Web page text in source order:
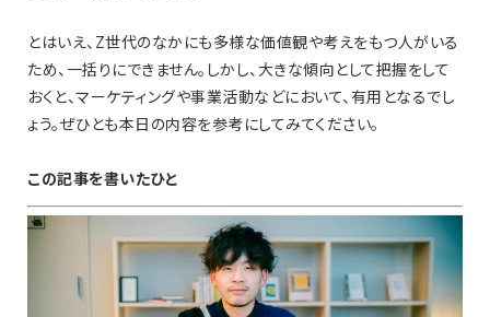
とはいえ、Z世代のなかにも多様な価値観や考えをもつ人がいる
ため、一括りにできません。しかし、大きな傾向として把握をして
おくと、マーケティングや事業活動などにおいて、有用となるでし
ょう。ぜひとも本日の内容を参考にしてみてください。
この記事を書いたひと